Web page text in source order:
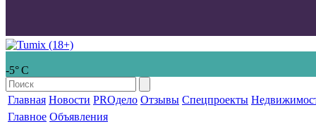
-5° С
Главная Новости PROдело Отзывы Спецпроекты
Главное Объявления